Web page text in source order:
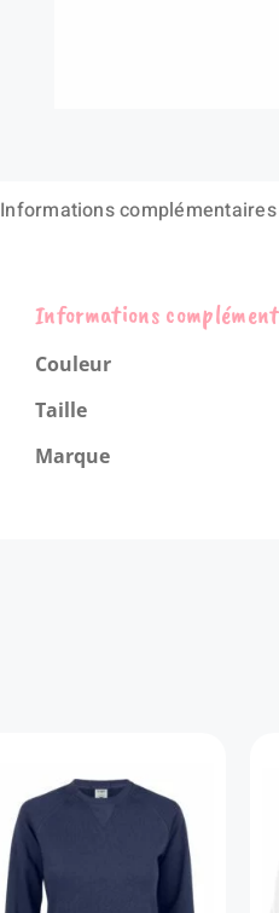
Informations complémentaires
Informations
Couleur
Taille
Marque